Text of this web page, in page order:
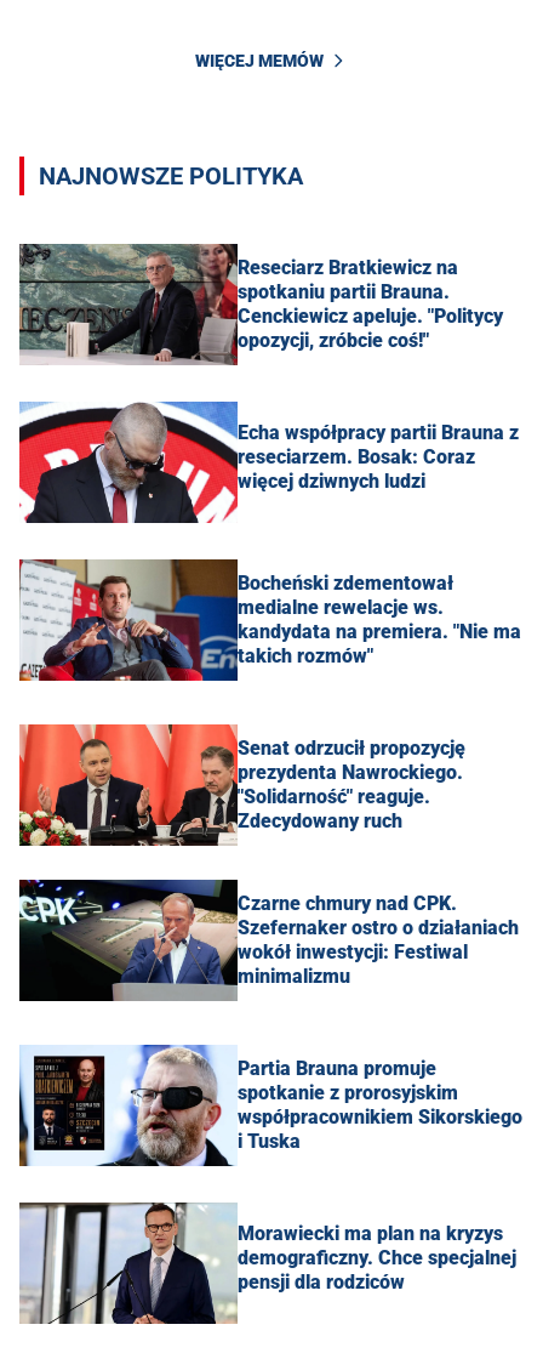
WIĘCEJ MEMÓW
NAJNOWSZE POLITYKA
Reseciarz Bratkiewicz na
spotkaniu partii Brauna.
Cenckiewicz apeluje. "Politycy
opozycji, zróbcie coś!"
Echa współpracy partii Brauna z
reseciarzem. Bosak: Coraz
więcej dziwnych ludzi
Bocheński zdementował
medialne rewelacje ws.
kandydata na premiera. "Nie ma
takich rozmów"
Senat odrzucił propozycję
prezydenta Nawrockiego.
"Solidarność" reaguje.
Zdecydowany ruch
Czarne chmury nad CPK.
Szefernaker ostro o działaniach
wokół inwestycji: Festiwal
minimalizmu
Partia Brauna promuje
spotkanie z prorosyjskim
współpracownikiem Sikorskiego
i Tuska
Morawiecki ma plan na kryzys
demograficzny. Chce specjalnej
pensji dla rodziców